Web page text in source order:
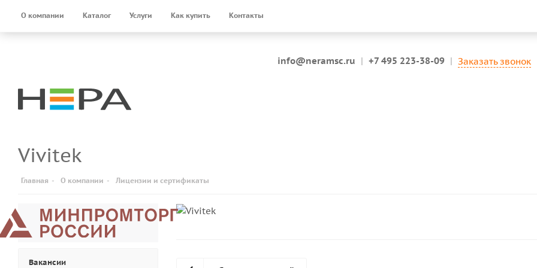
О компании Каталог Услуги Как купить Контакты
info@neramsc.ru | +7 495 223-38-09 | Заказать звонок
Vivitek
Главная - О компании - Лицензии и сертификаты
Вакансии